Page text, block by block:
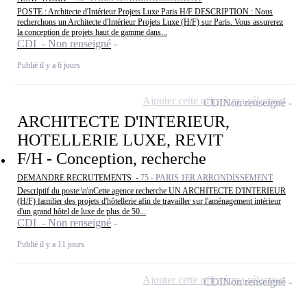
POSTE : Architecte d'Intérieur Projets Luxe Paris H/F DESCRIPTION : Nous
recherchons un Architecte d'Intérieur Projets Luxe (H/F) sur Paris. Vous assurerez
la conception de projets haut de gamme dans...
CDI - Non renseigné
Publié il y a 6 jours
ARCHITECTE D'INTERIEUR,
HOTELLERIE LUXE, REVIT
F/H - Conception, recherche
DEMANDRE RECRUTEMENTS - 75 - PARIS 1ER ARRONDISSEMENT
Descriptif du poste:\n\nCette agence recherche UN ARCHITECTE D'INTERIEUR
(H/F) familier des projets d'hôtellerie afin de travailler sur l'aménagement intérieur
d'un grand hôtel de luxe de plus de 50...
CDI - Non renseigné
Publié il y a 11 jours
CDINon renseigné
Ajouter cette offre à ma sélection
CDINon renseigné
Ajouter cette offre à ma sélection